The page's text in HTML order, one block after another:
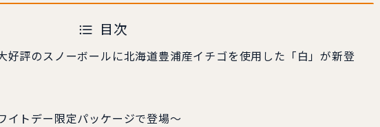
目次
評のスノーボールに北海道豊浦産イチゴを使用した「白」が新登
イトデー限定パッケージで登場～